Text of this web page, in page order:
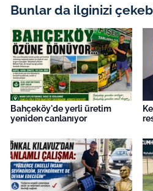
Bunlar da ilginizi
Bahçeköy'de yerli üretim
yeniden canlanıyor